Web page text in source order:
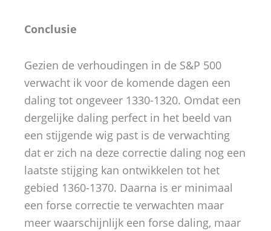
Conclusie
Gezien de verhoudingen in de S&P 500
verwacht ik voor de komende dagen een
daling tot ongeveer 1330-1320. Omdat een
dergelijke daling perfect in het beeld van
een stijgende wig past is de verwachting
dat er zich na deze correctie daling nog een
laatste stijging kan ontwikkelen tot het
gebied 1360-1370. Daarna is er minimaal
een forse correctie te verwachten maar
meer waarschijnlijk een forse daling, maar